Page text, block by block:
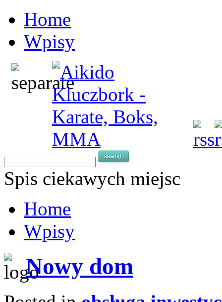
Home
Wpisy
Spis ciekawych miejsc
Home
Wpisy
Nowy dom